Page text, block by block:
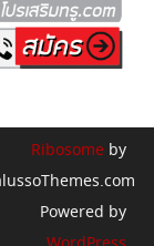
Ribosomeby
Powered by